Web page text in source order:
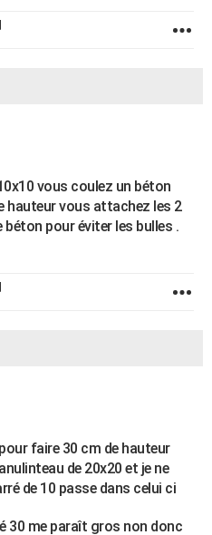
vous coulez un béton
hauteur vous attachez les 2
pour éviter les bulles .
faire 30 cm de hauteur
de 20x20 et je ne
de 10 passe dans celui ci
30 me paraît gros non donc